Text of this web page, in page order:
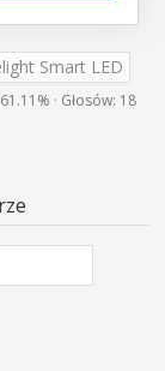
Smart LED
61.11% · Głosów: 18